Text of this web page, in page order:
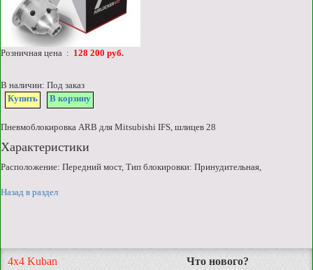
Розничная цена : 128 200 руб.
В наличии: Под заказ
Купить
В корзину
Пневмоблокировка ARB для Mitsubishi IFS, шлицев 28
Характеристики
Расположение: Передний мост, Тип блокировки: Принудительная,
Назад в раздел
4x4 Kuban Что нового?